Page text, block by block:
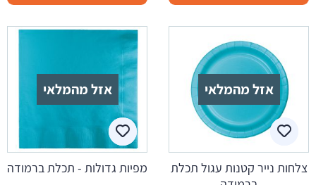
אזל מהמלאי
צלחות נייר קטנות עגול תכלת
אזל מהמלאי
מפיות גדולות - תכלת ברמודה